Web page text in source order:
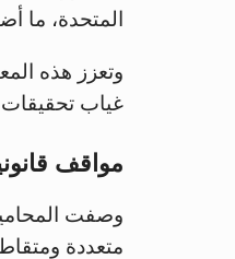
المتحدة، ما
وتعزز هذه
غياب تحقيقات
مواقف
وصفت
متعددة